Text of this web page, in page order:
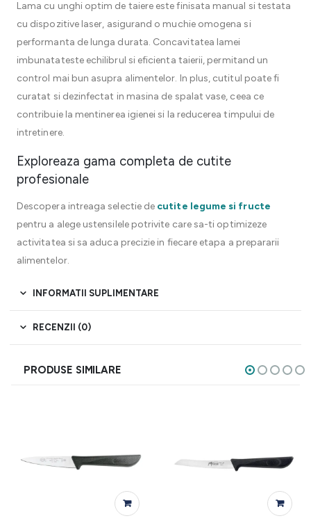
Lama cu unghi optim de taiere este finisata manual si testata
cu dispozitive laser, asigurand o muchie omogena si
performanta de lunga durata. Concavitatea lamei
imbunatateste echilibrul si eficienta taierii, permitand un
control mai bun asupra alimentelor. In plus, cutitul poate fi
curatat si dezinfectat in masina de spalat vase, ceea ce
contribuie la mentinerea igienei si la reducerea timpului de
intretinere.
Exploreaza gama completa de cutite
profesionale
Descopera intreaga selectie de cutite legume si fructe
pentru a alege ustensilele potrivite care sa-ti optimizeze
activitatea si sa aduca precizie in fiecare etapa a prepararii
alimentelor.
INFORMATII SUPLIMENTARE
RECENZII (0)
PRODUSE SIMILARE